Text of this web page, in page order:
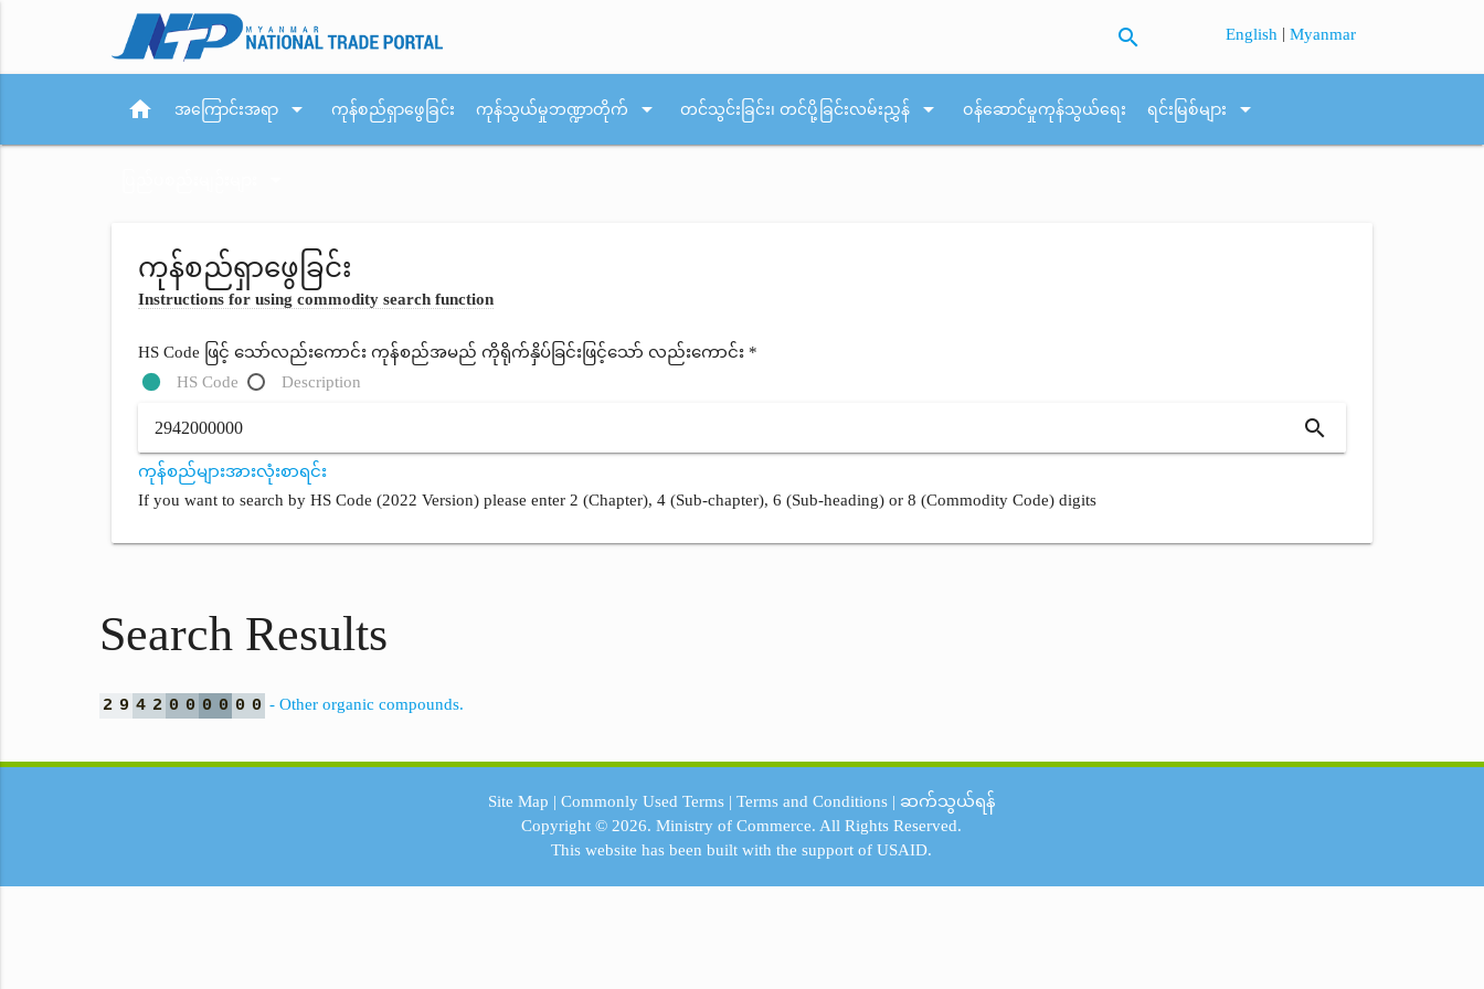
search English |Myanmar
home အကြောင်းအရာ arrow_drop_down ကုန်စည်ရှာဖွေခြင်း ကုန်သွယ်မှုဘဏ္ဍာတိုက် arrow_drop_down တင်သွင်းခြင်း၊ တင်ပို့ခြင်းလမ်းညွှန် arrow_drop_down ဝန်ဆောင်မှုကုန်သွယ်ရေး ရင်းမြစ်များ arrow_drop_down
ကုန်စည်ရှာဖွေခြင်း
Instructions for using commodity search function
HS Code ဖြင့် သော်လည်းကောင်း ကုန်စည်အမည် ကိုရိုက်နှိပ်ခြင်းဖြင့်သော် လည်းကောင်း *
HS Code
Description
search
ကုန်စည်များအားလုံးစာရင်း
If you want to search by HS Code (2022 Version) please enter 2 (Chapter), 4 (Sub-chapter), 6 (Sub-heading) or 8 (Commodity Code) digits
Search Results
2 9 4 2 0 0 0 0 0 0 - Other organic compounds.
Site Map | Commonly Used Terms| Terms and Conditions| ဆက်သွယ်ရန်
Copyright © 2026.Ministry of Commerce. All Rights Reserved.
This website has been built with the support ofUSAID.